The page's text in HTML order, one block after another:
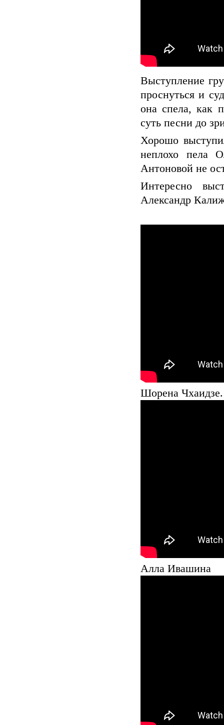
Выступление
проснуться и
она спела, как
суть песни до
Хорошо
неплохо пела
Антоновой не
Интересно
Александр
Шорена Чхаидзе.
Алла Ивашина